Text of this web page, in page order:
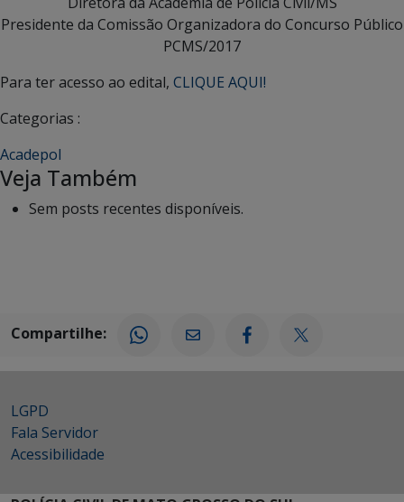
Presidente da Comissão Organizadora do Concurso Público
PCMS/2017
Para ter acesso ao edital, CLIQUE AQUI!
Categorias :
Acadepol
Veja Também
Sem posts recentes disponíveis.
Compartilhe:
LGPD
Fala Servidor
Acessibilidade